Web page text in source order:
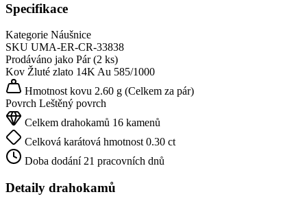
Specifikace
Kategorie Náušnice
SKU UMA-ER-CR-33838
Prodáváno jako Pár (2 ks)
Kov Žluté zlato 14KAu 585/1000
Hmotnost kovu 2.60 g (Celkem za pár)
Povrch Leštěný povrch
Celkem drahokamů 16 kamenů
Celková karátová hmotnost 0.30 ct
Doba dodání 21 pracovních dnů
Detaily drahokamů